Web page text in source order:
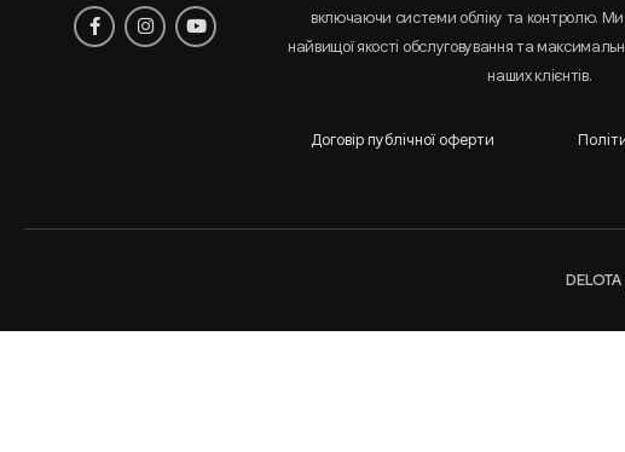
включаючи системи обліку та контролю.
найвищої якості обслуговування та
наших клієнтів.
Договір публічної оферти